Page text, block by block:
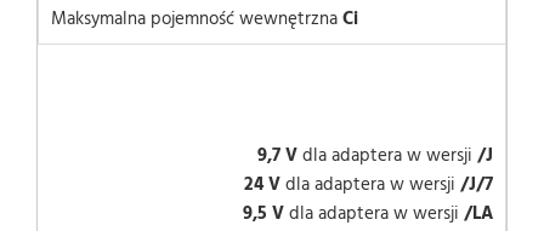
Maksymalna pojemność wewnętrznaCi
9,7 Vdla adaptera w wersji /J
24 Vdla adaptera w wersji /J/7
9,5 Vdla adaptera w wersji /LA